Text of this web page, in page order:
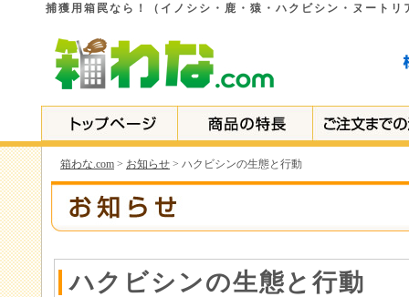
捕獲用箱罠なら！（イノシシ・鹿・猿・ハクビシン・ヌートリ
箱わな.com > お知らせ > ハクビシンの生態と行動
ハクビシンの生態と行動